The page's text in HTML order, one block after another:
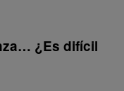
¿Es difícil